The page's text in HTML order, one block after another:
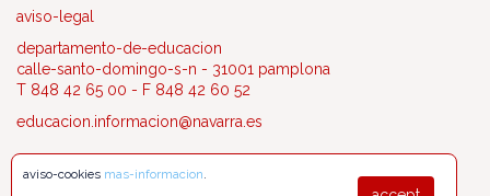
aviso-legal
departamento-de-educacion
calle-santo-domingo-s-n - 31001 pamplona
T 848 42 65 00 - F 848 42 60 52
educacion.informacion@navarra.es
aviso-cookies mas-informacion.